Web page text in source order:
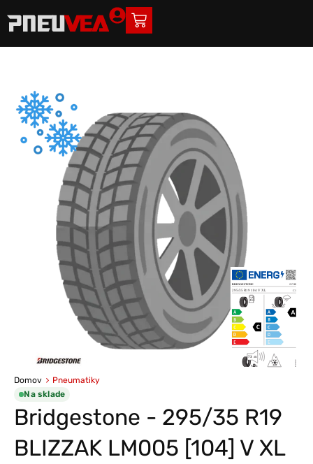
Domov
Pneumatiky
Na sklade
Bridgestone - 295/35 R19
BLIZZAK LM005 [104] V XL